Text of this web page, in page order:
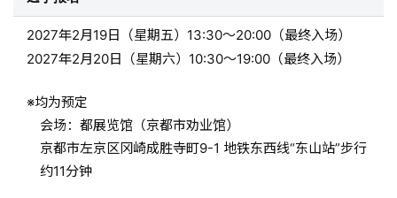
2027年2月19日（星期五）13:30～20:00（最终入场）
2027年2月20日（星期六）10:30～19:00（最终入场）
均为预定
会场：都展览馆（京都市劝业馆）
京都市左京区冈崎成胜寺町9-1 地铁东西线“东山站”步行
约11分钟